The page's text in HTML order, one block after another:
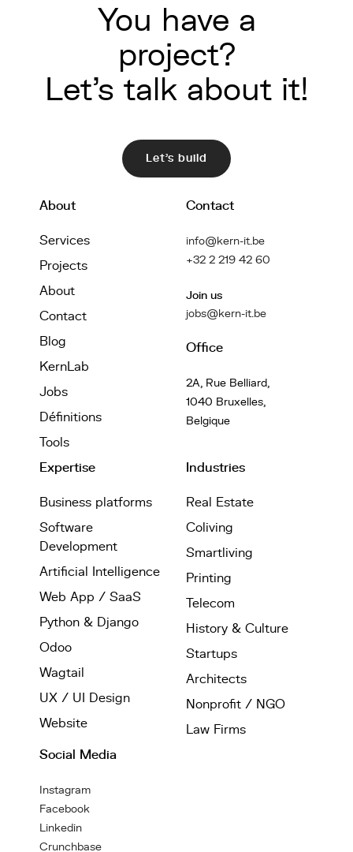
You have a
project?
Let's talk about it!
Let's build
About
Services
Projects
About
Contact
Blog
KernLab
Jobs
Définitions
Tools
Contact
info@kern-it.be
+32 2 219 42 60
Join us
jobs@kern-it.be
Office
2A, Rue Belliard,
1040 Bruxelles,
Belgique
Expertise
Business platforms
Software
Development
Artificial Intelligence
Web App / SaaS
Python & Django
Odoo
Wagtail
UX / UI Design
Website
Industries
Real Estate
Coliving
Smartliving
Printing
Telecom
History & Culture
Startups
Architects
Nonprofit / NGO
Law Firms
Social Media
Instagram
Facebook
Linkedin
Crunchbase